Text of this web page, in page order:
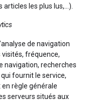
les plus lus,…).
de navigation
fréquence,
navigation, recherches
fournit le service,
en règle générale
serveurs situés aux